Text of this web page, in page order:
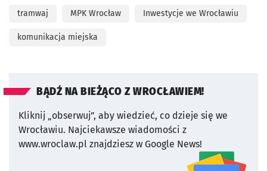
tramwaj MPK Wrocław Inwestycje we Wrocławiu
komunikacja miejska
BĄDŹ NA BIEŻĄCO Z WROCŁAWIEM!
Kliknij „obserwuj”, aby wiedzieć, co dzieje się we
Wrocławiu. Najciekawsze wiadomości z
www.wroclaw.pl znajdziesz w Google News!